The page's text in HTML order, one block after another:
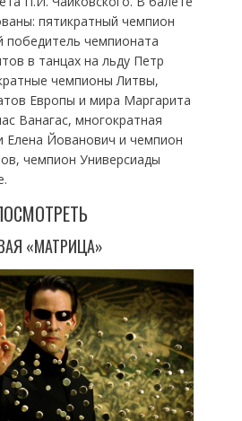
пятикратный чемпион
чемпионата
в танцах на льду Петр
чемпионы Литвы,
Европы и мира Маргарита
Ванагас, многократная
Елена Йованович и чемпион
чемпион Универсиады
«МАТРИЦА»